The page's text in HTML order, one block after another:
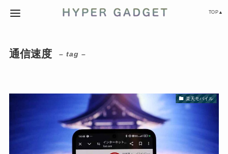
TOP▲
通信速度 – tag –
楽天モバイル